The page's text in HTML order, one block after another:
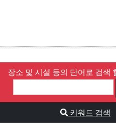
장소 및 시설 등의 단어로 검색
키워드 검색